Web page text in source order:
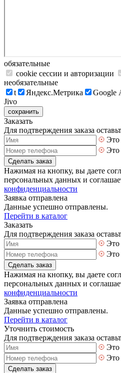
обязательные
cookie сессии и авторизации
необязательные
t
Яндекс.Метрика Google
Jivo
сохранить
Заказать
Для подтверждения заказа
Это
Это
Сделать заказ
Нажимая на кнопку, вы даете
персональных данных и
конфиденциальности
Заявка отправлена
Данные успешно отправлены.
Перейти в каталог
Заказать
Для подтверждения заказа
Это
Это
Сделать заказ
Нажимая на кнопку, вы даете
персональных данных и
конфиденциальности
Заявка отправлена
Данные успешно отправлены.
Перейти в каталог
Уточнить стоимость
Для подтверждения заказа
Это
Это
Сделать заказ